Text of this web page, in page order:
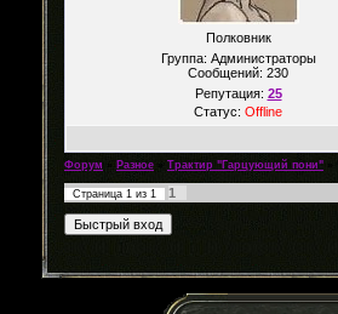
Полковник
Группа: Администраторы
Сообщений: 230
Репутация: 25
Статус: Offline
Форум Разное Трактир "Гарцующий пони"
Страница 1 из 1
1